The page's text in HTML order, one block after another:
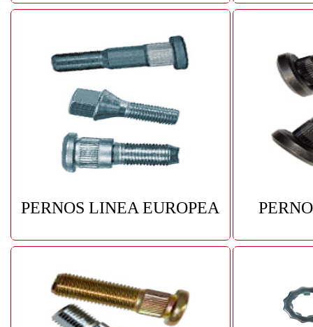
PERNOS LINEA EUROPEA